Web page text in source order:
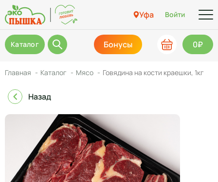
Уфа Войти
Каталог Бонусы 0₽
Главная Каталог Мясо Говядина на кости краешки, 1кг
Назад